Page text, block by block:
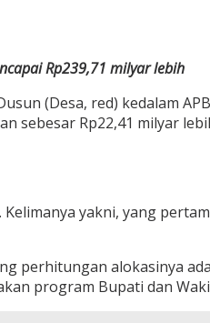
Rp239,71 milyar lebih
(Desa, red) kedalam
Rp22,41 milyar
yakni, yang
perhitungan alokasinya
program Bupati dan